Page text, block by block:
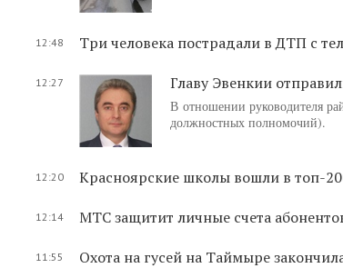
12:48 Три человека пострадали в ДТП с
12:27 Главу Эвенкии
В отношении руководителя
должностных полномочий).
12:20 Красноярские школы вошли в топ-
12:14 МТС защитит личные счета
11:55 Охота на гусей на Таймыре